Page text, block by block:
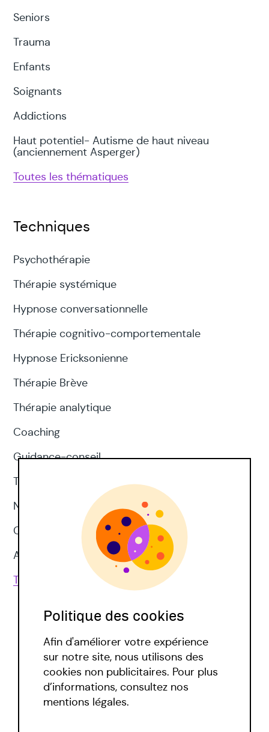
Seniors
Trauma
Enfants
Soignants
Addictions
Haut potentiel- Autisme de haut niveau
(anciennement Asperger)
Toutes les thématiques
Techniques
Psychothérapie
Thérapie systémique
Hypnose conversationnelle
Thérapie cognitivo-comportementale
Hypnose Ericksonienne
Thérapie Brève
Thérapie analytique
Coaching
Guidance-conseil
Thérapie d'acceptation et d'engagement
Neuropsychologie
CNV
Approches corporelles
Toutes les techniques
Politique covid
Politique des cookies
Afin d'améliorer votre expérience
sur notre site, nous utilisons des
cookies non publicitaires. Pour plus
d’informations, consultez nos
mentions légales.